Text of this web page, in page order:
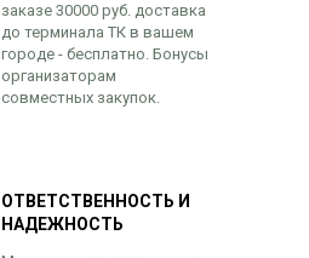
заказе 30000 руб. доставка
до терминала ТК в вашем
городе - бесплатно. Бонусы
организаторам
совместных закупок.
ОТВЕТСТВЕННОСТЬ И
НАДЕЖНОСТЬ